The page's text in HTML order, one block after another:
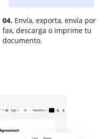
04. Envía, exporta, envía por
fax, descarga o imprime tu
documento.